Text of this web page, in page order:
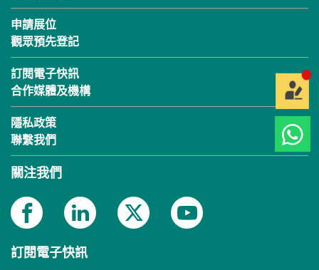
申請展位
觀眾預先登記
訂閱電子快訊
合作媒體及機構
隱私政策
聯繫我們
關注我們
訂閱電子快訊